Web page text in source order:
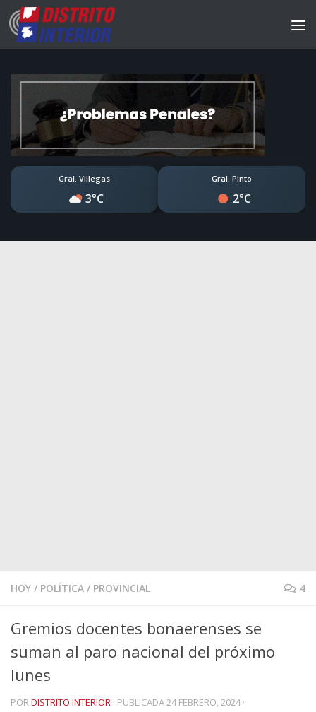
Gral. Villegas
3°C
Gral. Pinto
2°C
HOY / POLÍTICA / PROVINCIAL 4
Gremios docentes bonaerenses se
suman al paro nacional del próximo
lunes
PORDISTRITO INTERIOR · PUBLICADA24 FEBRERO, 2024·